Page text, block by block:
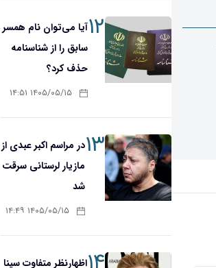
۱۲آیا می‌توان نام همسر
سابق را از شناسنامه
حذف کرد؟
۱۴۰۵/۰۵/۱۵ ۱۴:۵۱
۱۳در مراسم اکبر عبدی از
مازیار لرستانی سرقت
شد
۱۴۰۵/۰۵/۱۵ ۱۴:۴۹
اظهارنظر متفاوت سینا